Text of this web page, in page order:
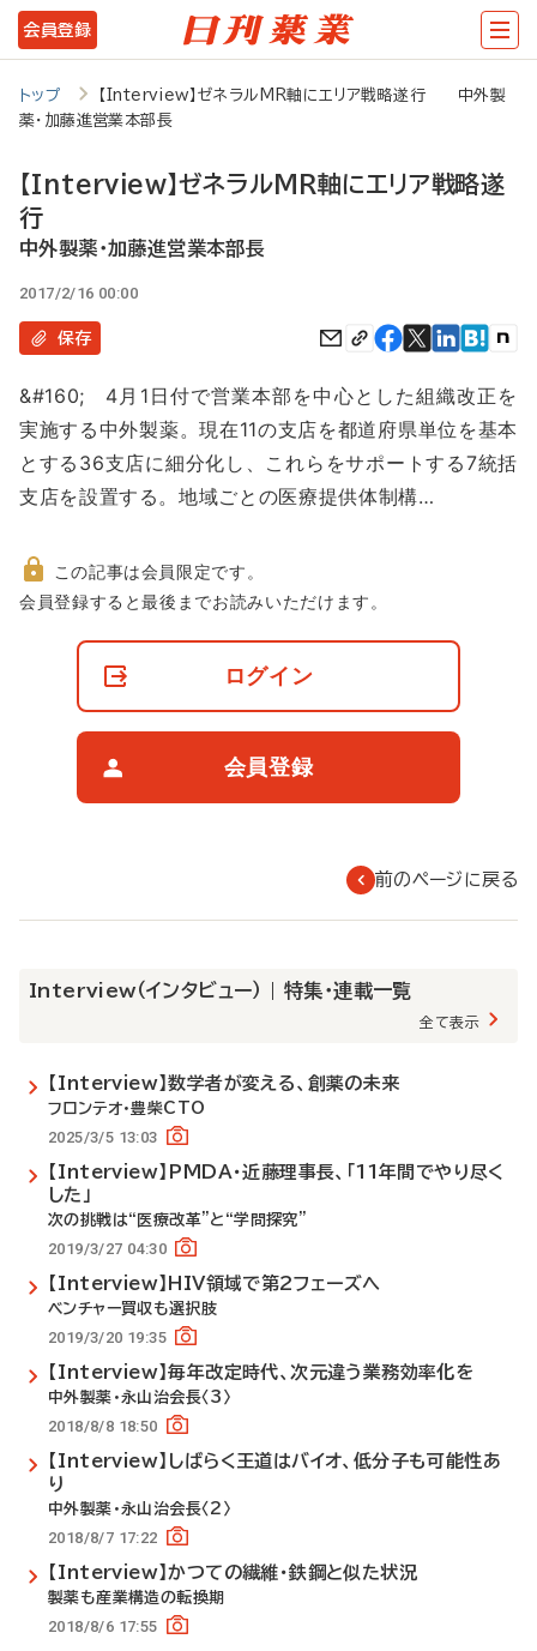
メ
イ
コ
テ
ツ
に
動
会員登録
トップ
【Interview】ゼネラルMR軸にエリア戦略遂行 中外製
薬・加藤進営業本部長
【Interview】ゼネラルMR軸にエリア戦略遂
行
中外製薬・加藤進営業本部長
2017/2/16 00:00
保存
&#160; 4月1日付で営業本部を中心とした組織改正を
実施する中外製薬。現在11の支店を都道府県単位を基本
とする36支店に細分化し、これらをサポートする7統括
支店を設置する。地域ごとの医療提供体制構…
非
この記事は会員限定です。
会員登録すると最後までお読みいただけます。
ログイン
会員登録
前のページに戻る
Interview（インタビュー） | 特集・連載一覧
全て表示
【Interview】数学者が変える、創薬の未来
フロンテオ・豊柴CTO
2025/3/5 13:03
【Interview】PMDA・近藤理事長、「11年間でやり尽く
した」
次の挑戦は“医療改革”と“学問探究”
2019/3/27 04:30
【Interview】HIV領域で第2フェーズへ
ベンチャー買収も選択肢
2019/3/20 19:35
【Interview】毎年改定時代、次元違う業務効率化を
中外製薬・永山治会長〈3〉
2018/8/8 18:50
【Interview】しばらく王道はバイオ、低分子も可能性あ
り
中外製薬・永山治会長〈2〉
2018/8/7 17:22
【Interview】かつての繊維・鉄鋼と似た状況
製薬も産業構造の転換期
2018/8/6 17:55